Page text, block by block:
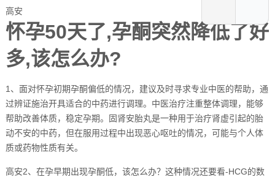
高安
怀孕50天了,孕酮突然降低了好
多,该怎么办?
1、面对怀孕初期孕酮偏低的情况，建议及时寻求专业中医的帮助，通
过辨证施治开具适合的中药进行调理。中医治疗注重整体调理，能够
帮助改善体质，稳定孕期。固肾安胎丸是一种用于治疗肾虚引起的胎
动不安的中药，但在服用过程中出现恶心呕吐的情况，可能与个人体
质或药物性质有关。
高安2、在孕早期出现孕酮低，该怎么办？这种情况还要看-HCG的数